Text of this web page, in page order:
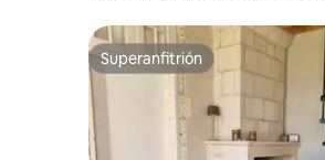
Superanfitrión
Superanfitrión